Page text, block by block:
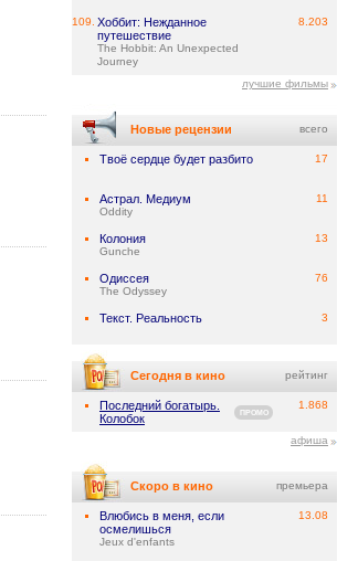
109. Хоббит: Нежданное
путешествие
The Hobbit: An Unexpected
Journey
8.203
лучшие фильмы
Новые рецензии всего
Твоё сердце будет разбито 17
Астрал. Медиум
Oddity
11
Колония
Gunche
13
Одиссея
The Odyssey
76
Текст. Реальность 3
Сегодня в кино рейтинг
Последний богатырь.
Колобок
ПРОМО
1.868
афиша
Скоро в кино премьера
Влюбись в меня, если
осмелишься
Jeux d'enfants
13.08